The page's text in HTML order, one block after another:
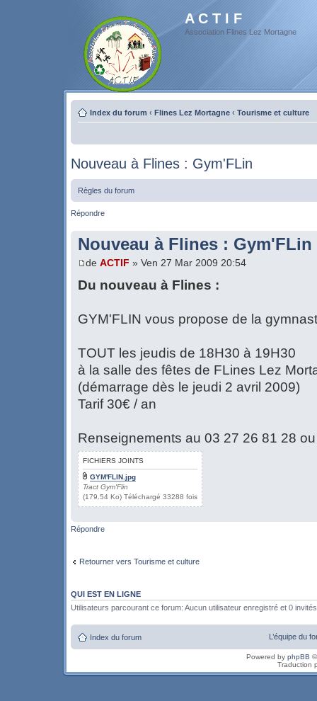
A C T I F
Association Flines Lez Mortagne
Index du forum ‹ Flines Lez Mortagne ‹ Tourisme et culture
Nouveau à Flines : Gym'FLin
Règles du forum
Répondre
Nouveau à Flines : Gym'FLin
de ACTIF » Ven 27 Mar 2009 20:54
Du nouveau à Flines :
GYM'FLIN vous propose de la
TOUT les jeudis de 18H30 à 19H30
à la salle des fêtes de FLines Lez
(démarrage dès le jeudi 2 avril 2009)
Tarif 30€ / an
Renseignements au 03 27 26 81 28
FICHIERS JOINTS
GYM'FLIN.jpg
Tract Gym'Flin
(179.54 Ko) Téléchargé 33288 fois
Répondre
Retourner vers Tourisme et culture
QUI EST EN LIGNE
Utilisateurs parcourant ce forum: Aucun utilisateur enregistré et 0 invités
Index du forum L’équipe du
Powered by phpBB
Traduction